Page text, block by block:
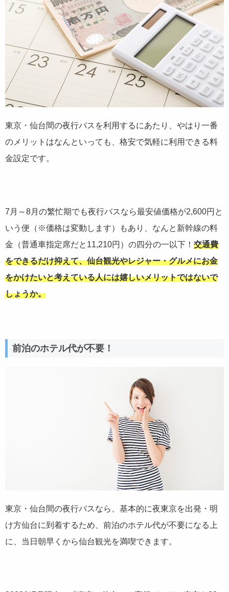
東京・仙台間の夜行バスを利用するにあたり、やはり一番
のメリットはなんといっても、格安で気軽に利用できる料
金設定です。
7月～8月の繁忙期でも夜行バスなら最安値価格が2,600円と
いう便（※価格は変動します）もあり、なんと新幹線の料
金（普通車指定席だと11,210円）の四分の一以下！ 交通費
をできるだけ抑えて、仙台観光やレジャー・グルメにお金
をかけたいと考えている人には嬉しいメリットではないで
しょうか。
前泊のホテル代が不要！
東京・仙台間の夜行バスなら、基本的に夜東京を出発・明
け方仙台に到着するため、前泊のホテル代が不要になる上
に、当日朝早くから仙台観光を満喫できます。